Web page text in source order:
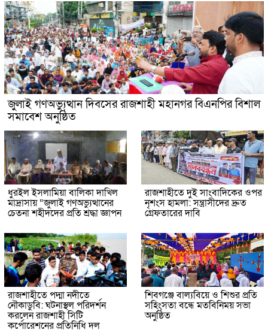
জুলাই গণঅভ্যুত্থান দিবসের রাজশাহী মহানগর বিএনপির বিশাল
সমাবেশ অনুষ্ঠিত
ধুরইল ইসলামিয়া বালিকা দাখিল
মাদ্রাসায় “জুলাই গণঅভ্যুত্থানের
চেতনা শহীদদের প্রতি শ্রদ্ধা জ্ঞাপন
রাজশাহীতে দুই সাংবাদিকের ওপর
নৃশংস হামলা: সন্ত্রাসীদের দ্রুত
গ্রেফতারের দাবি
রাজশাহীতে পদ্মা নদীতে
নৌকাডুবি: ঘটনাস্থল পরিদর্শন
করলেন রাজশাহী সিটি
কর্পোরেশনের প্রতিনিধি দল
শিবগঞ্জে বাল্যবিয়ে ও শিশুর প্রতি
সহিংসতা বন্ধে মতবিনিময় সভা
অনুষ্ঠিত